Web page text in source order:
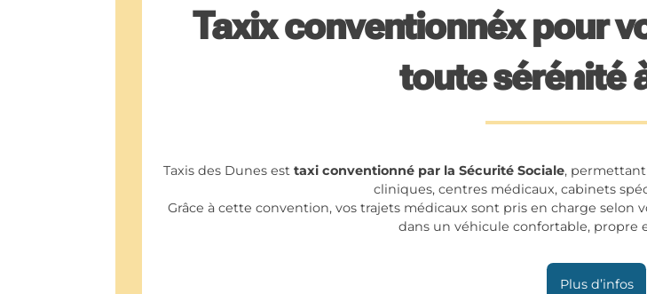
Taxix conventionnéx pour
toute sérénité
Taxis des Dunes est taxi conventionné par la Sécurité Sociale, permettant
cliniques, centres médicaux, cabinets
Grâce à cette convention, vos trajets médicaux sont pris en charge
dans un véhicule confortable, propre
Plus d’infos